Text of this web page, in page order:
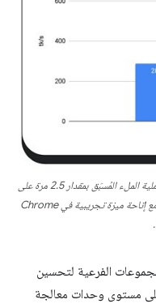
رسم بياني 2. تؤدي المجموعات الفرعية إلى تسريع عملية الملء المُسبَق بمقدار 2.5 مرة على
وحدة معالجة الرسومات Intel Tiger Lake GT2، مع إتاحة ميزة تجريبية في Chrome
الفرعية لتحسين
مستوى وحدات معالجة